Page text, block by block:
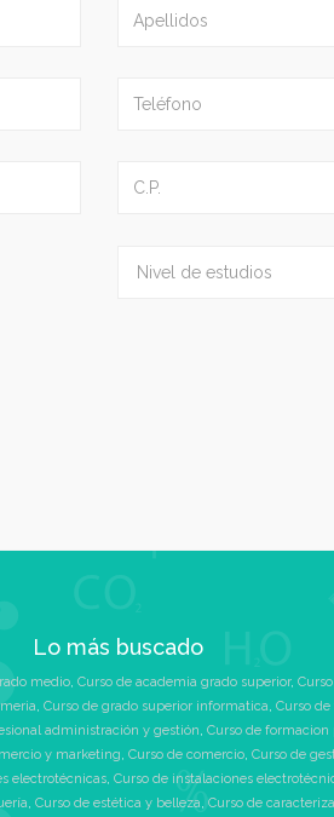
Lo más buscado
medio, Curso de academia grado superior,
, Curso de grado superior informatica, Curso
administración y gestión, Curso de
y marketing, Curso de comercio, Curso de
electrotécnicas, Curso de instalaciones
, Curso de estética y belleza, Curso de